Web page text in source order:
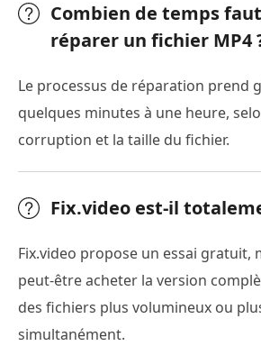
Combien de temps
réparer un fichier MP4
Le processus de réparation prend
quelques minutes à une heure,
corruption et la taille du fichier.
Fix.video est-il
Fix.video propose un essai gratuit,
peut-être acheter la version
des fichiers plus volumineux ou
simultanément.